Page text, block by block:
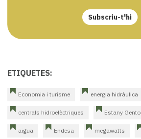
Subscriu-t'hi
ETIQUETES:
Economia i turisme energia hidràulica
centrals hidroelèctriques Estany Gento
aigua Endesa megawatts